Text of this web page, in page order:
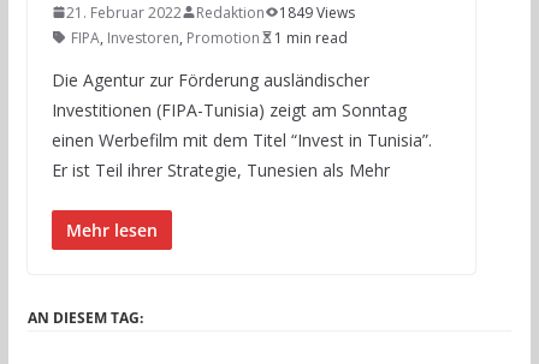
21. Februar 2022 Redaktion
1849 Views
FIPA, Investoren, Promotion 1 min read
Die Agentur zur Förderung ausländischer
Investitionen (FIPA-Tunisia) zeigt am Sonntag
einen Werbefilm mit dem Titel “Invest in Tunisia”.
Er ist Teil ihrer Strategie, Tunesien als Mehr
Mehr lesen
AN DIESEM TAG: